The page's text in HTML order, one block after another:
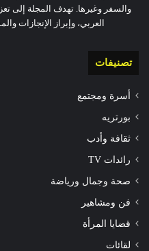
والسفر وغيرها. تهدف المجلة إلى
العربي، وإبراز الإنجازات
تصنيفات
أسرة ومجتمع
بورتريه
ثقافة وأدب
رائدات TV
صحة وجمال ورياضة
فن ومشاهير
قضايا المرأة
لقائات